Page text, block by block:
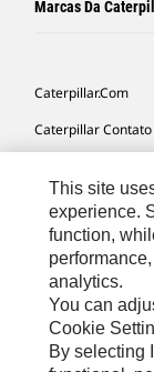
Marcas Da
Caterpillar.com
Caterpillar Contato
Mapa Do Local
Cookie Settings
Legal
Privacidade
This site
experience.
function,
analytics.
You can
Cookie
By selecting